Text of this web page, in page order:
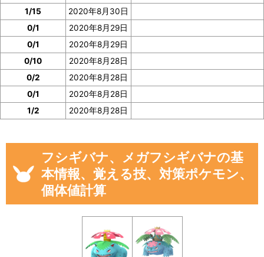
1/15
2020年8月30日
0/1
2020年8月29日
0/1
2020年8月29日
0/10
2020年8月28日
0/2
2020年8月28日
0/1
2020年8月28日
1/2
2020年8月28日
フシギバナ、メガフシギバナの基
本情報、覚える技、対策ポケモン、
個体値計算